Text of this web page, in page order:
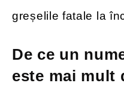
greșelile fatale la
De ce un
este mai mult